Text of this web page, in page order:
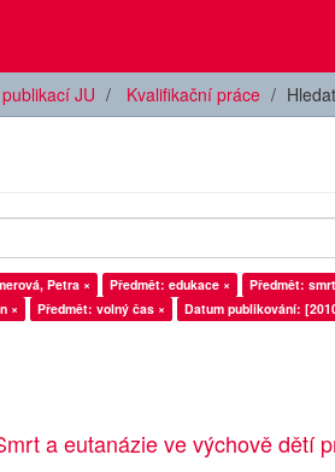
JU Kvalifikační práce Hledat
Petra × Předmět: edukace × Předmět:
× Předmět: volný čas × Datum publikování:
a eutanázie ve výchově dětí